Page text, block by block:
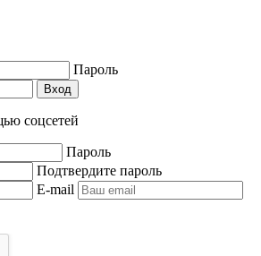
Пароль
Вход
соцсетей
Пароль
Подтвердите пароль
E-mail